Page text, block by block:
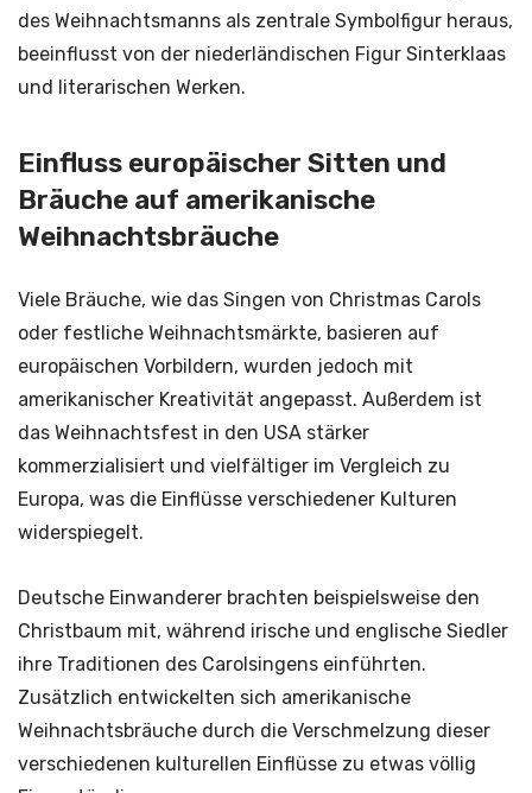
des Weihnachtsmanns als zentrale Symbolfigur heraus,
beeinflusst von der niederländischen Figur Sinterklaas
und literarischen Werken.
Einfluss europäischer Sitten und
Bräuche auf amerikanische
Weihnachtsbräuche
Viele Bräuche, wie das Singen von Christmas Carols
oder festliche Weihnachtsmärkte, basieren auf
europäischen Vorbildern, wurden jedoch mit
amerikanischer Kreativität angepasst. Außerdem ist
das Weihnachtsfest in den USA stärker
kommerzialisiert und vielfältiger im Vergleich zu
Europa, was die Einflüsse verschiedener Kulturen
widerspiegelt.
Deutsche Einwanderer brachten beispielsweise den
Christbaum mit, während irische und englische Siedler
ihre Traditionen des Carolsingens einführten.
Zusätzlich entwickelten sich amerikanische
Weihnachtsbräuche durch die Verschmelzung dieser
verschiedenen kulturellen Einflüsse zu etwas völlig